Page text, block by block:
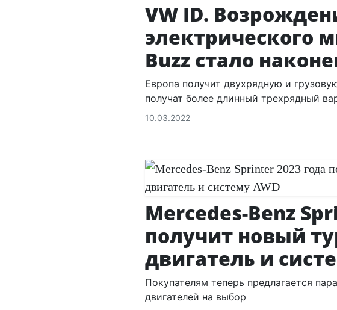
VW ID.
электрического
Buzz стало
Европа получит двухрядную и
получат более длинный трехрядный
10.03.2022
Mercedes-Benz
получит новый
двигатель и
Покупателям теперь предлагается
двигателей на выбор